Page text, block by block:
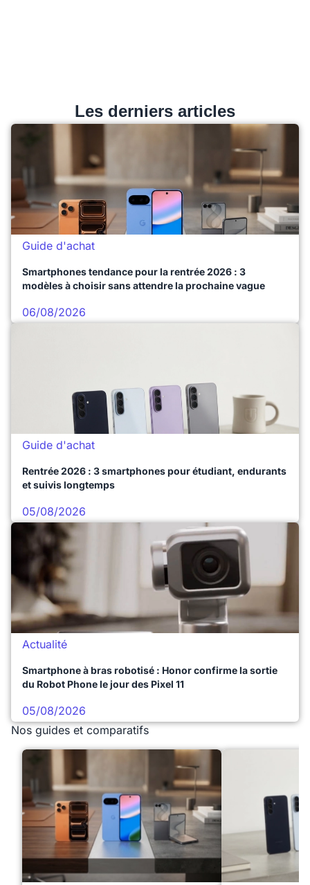
Les derniers articles
Guide d'achat
Smartphones tendance pour la rentrée 2026 : 3
modèles à choisir sans attendre la prochaine vague
06/08/2026
Guide d'achat
Rentrée 2026 : 3 smartphones pour étudiant, endurants
et suivis longtemps
05/08/2026
Actualité
Smartphone à bras robotisé : Honor confirme la sortie
du Robot Phone le jour des Pixel 11
05/08/2026
Nos guides et comparatifs